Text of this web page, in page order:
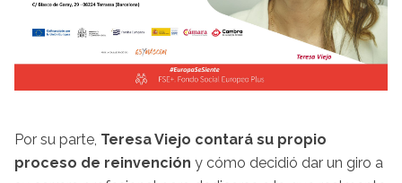
Por su parte, Teresa Viejo contará su propio
proceso de reinvención y cómo decidió dar un giro a